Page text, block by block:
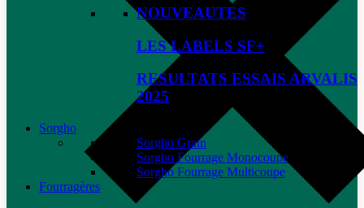
NOUVEAUTES
LES LABELS SF+
RESULTATS ESSAIS ARVALIS
2025
Sorgho
Sorgho Grain
Sorgho Fourrage Monocoupe
Sorgho Fourrage Multicoupe
Fourragères